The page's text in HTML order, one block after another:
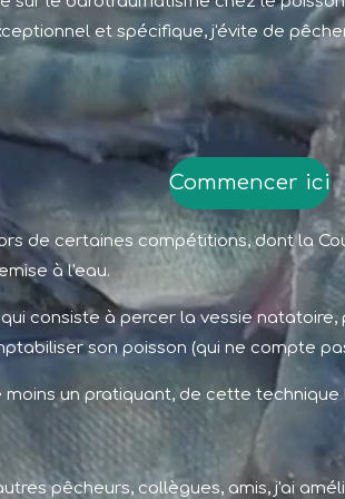
et spécifique, j'évite de
Commencer ici
de certaines compétitions, dont la
à l'eau.
consiste à percer la vessie
son poisson (qui ne compte
un pratiquant, de cette technique !
pêcheurs, collègues, amis, j'ai